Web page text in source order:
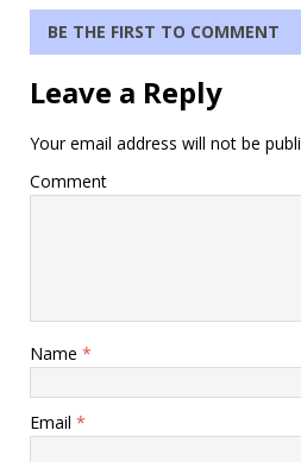
BE THE FIRST TO COMMENT
Leave a Reply
Your email address will not be
Comment
Name *
Email *